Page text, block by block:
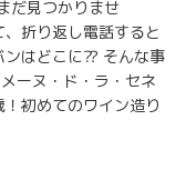
だ見つかりませ
折り返し電話すると
ンはどこに⁇ そんな事
ーヌ・ド・ラ・セネ
初めてのワイン造り
。 ムロン・ド・ブ